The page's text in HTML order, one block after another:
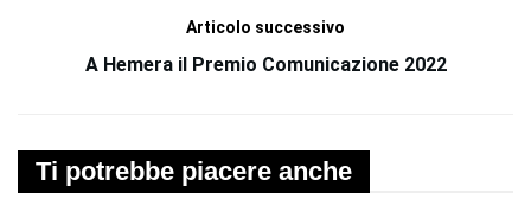
Articolo successivo
A Hemera il Premio Comunicazione 2022
Ti potrebbe piacere anche